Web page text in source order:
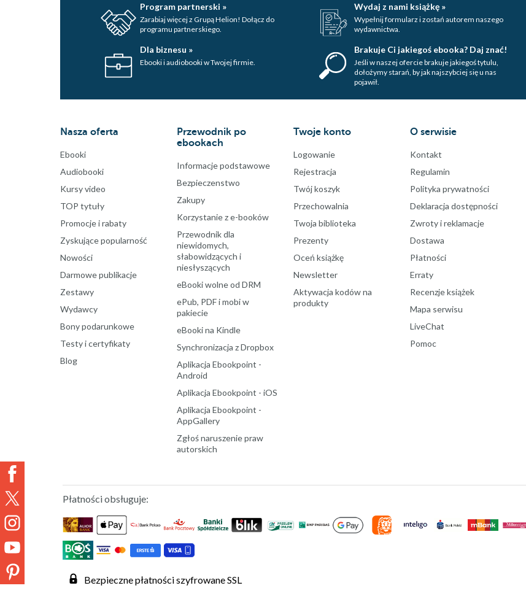
Program partnerski »
Zarabiaj więcej z Grupą Helion! Dołącz do
programu partnerskiego.
Wydaj z nami książkę »
Wypełnij formularz i zostań autorem naszego
wydawnictwa.
Dla biznesu »
Ebooki i audiobooki w Twojej firmie.
Brakuje Ci jakiegoś ebooka? Daj znać!
Jeśli w naszej ofercie brakuje jakiegoś tytulu,
dołożymy starań, by jak najszybciej się u nas
pojawił.
Nasza oferta
Ebooki
Audiobooki
Kursy video
TOP tytuły
Promocje i rabaty
Zyskujące popularność
Nowości
Darmowe publikacje
Zestawy
Wydawcy
Bony podarunkowe
Testy i certyfikaty
Blog
Przewodnik po
ebookach
Informacje podstawowe
Bezpieczenstwo
Zakupy
Korzystanie z e-booków
Przewodnik dla
niewidomych,
słabowidzących i
niesłyszących
eBooki wolne od DRM
ePub, PDF i mobi w
pakiecie
eBooki na Kindle
Synchronizacja z Dropbox
Aplikacja Ebookpoint -
Android
Aplikacja Ebookpoint - iOS
Aplikacja Ebookpoint -
AppGallery
Zgłoś naruszenie praw
autorskich
Twoje konto
Logowanie
Rejestracja
Twój koszyk
Przechowalnia
Twoja biblioteka
Prezenty
Oceń książkę
Newsletter
Aktywacja kodów na
produkty
O serwisie
Kontakt
Regulamin
Polityka prywatności
Deklaracja dostępności
Zwroty i reklamacje
Dostawa
Płatności
Erraty
Recenzje książek
Mapa serwisu
LiveChat
Pomoc
Płatności obsługuje:
Bezpieczne płatności szyfrowane SSL